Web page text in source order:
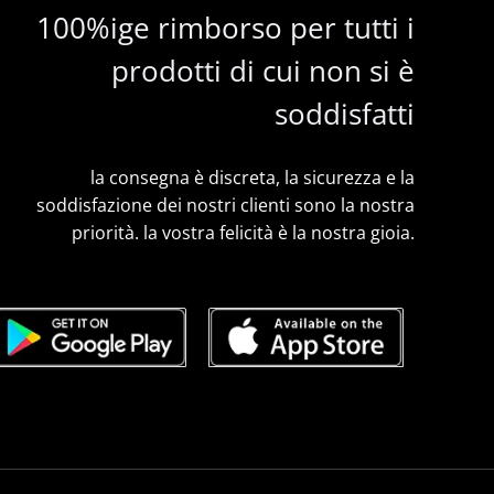
100%ige rimborso per tutti i
prodotti di cui non si è
soddisfatti
la consegna è discreta, la sicurezza e la
soddisfazione dei nostri clienti sono la nostra
priorità. la vostra felicità è la nostra gioia.